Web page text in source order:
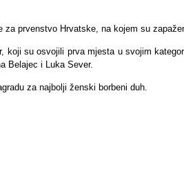
prvenstvo Hrvatske, na kojem su
su osvojili prva mjesta u svojim
Belajec i Luka Sever.
za najbolji ženski borbeni duh.